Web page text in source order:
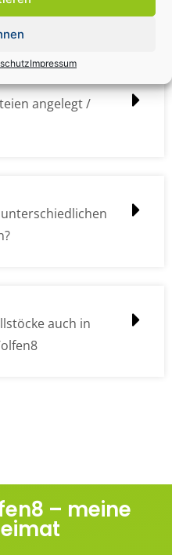
Impressum
angelegt /
auch in
– meine